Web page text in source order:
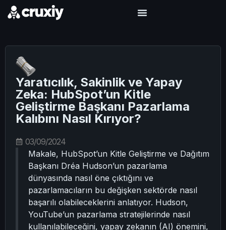
Yaratıcılık, Sakinlik ve Yapay
Zeka: HubSpot’un Kitle
Geliştirme Başkanı Pazarlama
Kalıbını Nasıl Kırıyor?
03/09/2024
Makale, HubSpot’un Kitle Geliştirme ve Dağıtım
Başkanı Dréa Hudson’un pazarlama
dünyasında nasıl öne çıktığını ve
pazarlamacıların bu değişken sektörde nasıl
başarılı olabileceklerini anlatıyor. Hudson,
YouTube’un pazarlama stratejilerinde nasıl
kullanılabileceğini, yapay zekanın (AI) önemini,